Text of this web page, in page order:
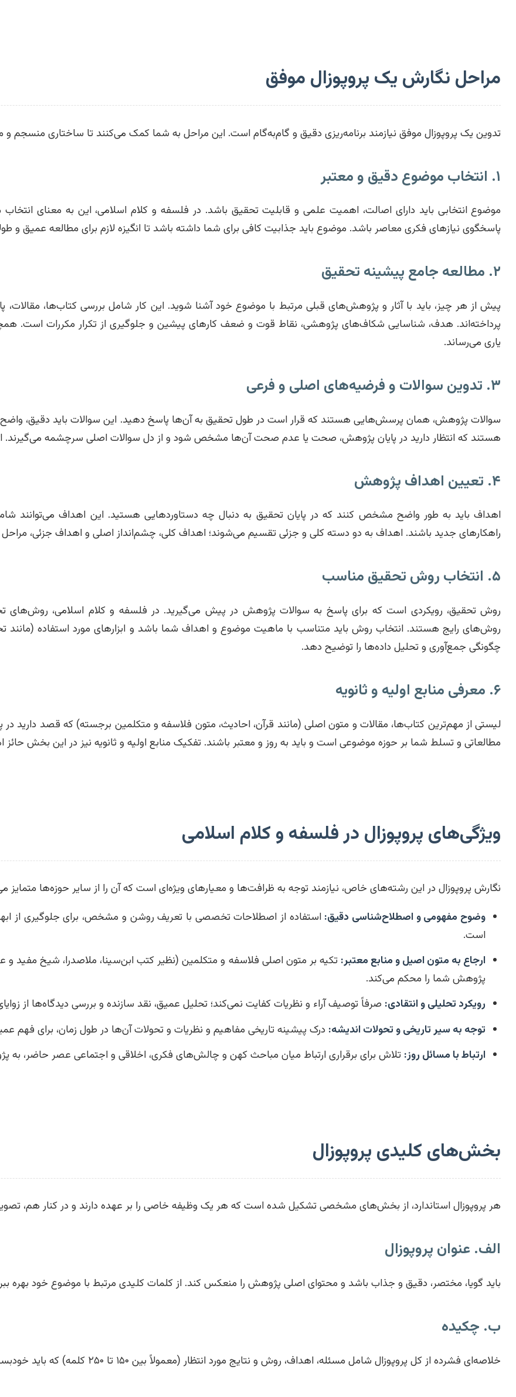
مراحل نگارش یک پروپوزال موفق
تدوین یک پروپوزال موفق نیازمند برنامه‌ریزی دقیق و گام‌به‌گام است. این مراحل به شما کمک می‌کنند تا ساختاری منسجم و
۱. انتخاب موضوع دقیق و معتبر
موضوع انتخابی باید دارای اصالت، اهمیت علمی و قابلیت تحقیق باشد. در فلسفه و کلام اسلامی، این به معنای
پاسخگوی نیازهای فکری معاصر باشد. موضوع باید جذابیت کافی برای شما داشته باشد تا انگیزه لازم برای مطالعه عمیق و
۲. مطالعه جامع پیشینه تحقیق
پیش از هر چیز، باید با آثار و پژوهش‌های قبلی مرتبط با موضوع خود آشنا شوید. این کار شامل بررسی کتاب‌ها، مقالات،
پرداخته‌اند. هدف، شناسایی شکاف‌های پژوهشی، نقاط قوت و ضعف کارهای پیشین و جلوگیری از تکرار مکررات است.
یاری می‌رساند.
۳. تدوین سوالات و فرضیه‌های اصلی و فرعی
سوالات پژوهش، همان پرسش‌هایی هستند که قرار است در طول تحقیق به آن‌ها پاسخ دهید. این سوالات باید دقیق،
هستند که انتظار دارید در پایان پژوهش، صحت یا عدم صحت آن‌ها مشخص شود و از دل سوالات اصلی سرچشمه می‌گیرند.
۴. تعیین اهداف پژوهش
اهداف باید به طور واضح مشخص کنند که در پایان تحقیق به دنبال چه دستاوردهایی هستید. این اهداف می‌توانند
راهکارهای جدید باشند. اهداف به دو دسته کلی و جزئی تقسیم می‌شوند؛ اهداف کلی، چشم‌انداز اصلی و اهداف جزئی، مراحل
۵. انتخاب روش تحقیق مناسب
روش تحقیق، رویکردی است که برای پاسخ به سوالات پژوهش در پیش می‌گیرید. در فلسفه و کلام اسلامی، روش‌های
روش‌های رایج هستند. انتخاب روش باید متناسب با ماهیت موضوع و اهداف شما باشد و ابزارهای مورد استفاده (مانند
چگونگی جمع‌آوری و تحلیل داده‌ها را توضیح دهد.
۶. معرفی منابع اولیه و ثانویه
لیستی از مهم‌ترین کتاب‌ها، مقالات و متون اصلی (مانند قرآن، احادیث، متون فلاسفه و متکلمین برجسته) که قصد دارید
مطالعاتی و تسلط شما بر حوزه موضوعی است و باید به روز و معتبر باشند. تفکیک منابع اولیه و ثانویه نیز در این بخش
ویژگی‌های پروپوزال در فلسفه و کلام اسلامی
نگارش پروپوزال در این رشته‌های خاص، نیازمند توجه به ظرافت‌ها و معیارهای ویژه‌ای است که آن را از سایر حوزه‌ها متمایز
وضوح مفهومی و اصطلاح‌شناسی دقیق: استفاده از اصطلاحات تخصصی با تعریف روشن و مشخص، برای جلوگیری از
است.
ارجاع به متون اصیل و منابع معتبر: تکیه بر متون اصلی فلاسفه و متکلمین (نظیر کتب ابن‌سینا، ملاصدرا، شیخ مفید و
پژوهش شما را محکم می‌کند.
رویکرد تحلیلی و انتقادی: صرفاً توصیف آراء و نظریات کفایت نمی‌کند؛ تحلیل عمیق، نقد سازنده و بررسی دیدگاه‌ها از
توجه به سیر تاریخی و تحولات اندیشه: درک پیشینه تاریخی مفاهیم و نظریات و تحولات آن‌ها در طول زمان، برای فهم
ارتباط با مسائل روز: تلاش برای برقراری ارتباط میان مباحث کهن و چالش‌های فکری، اخلاقی و اجتماعی عصر حاضر،
بخش‌های کلیدی پروپوزال
هر پروپوزال استاندارد، از بخش‌های مشخصی تشکیل شده است که هر یک وظیفه خاصی را بر عهده دارند و در کنار هم،
الف. عنوان پروپوزال
باید گویا، مختصر، دقیق و جذاب باشد و محتوای اصلی پژوهش را منعکس کند. از کلمات کلیدی مرتبط با موضوع خود بهره
ب. چکیده
خلاصه‌ای فشرده از کل پروپوزال شامل مسئله، اهداف، روش و نتایج مورد انتظار (معمولاً بین ۱۵۰ تا ۲۵۰ کلمه) که باید خودبسنده و کامل باشد.